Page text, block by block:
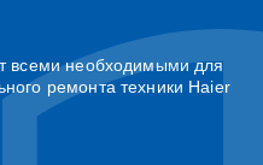
всеми необходимыми для
ремонта техники Haier